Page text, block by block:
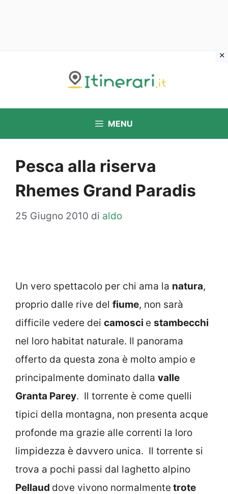
MENU
Pesca alla riserva
Rhemes Grand Paradis
25 Giugno 2010 di aldo
Un vero spettacolo per chi ama la natura,
proprio dalle rive del fiume, non sarà
difficile vedere dei camosci e stambecchi
nel loro habitat naturale. Il panorama
offerto da questa zona è molto ampio e
principalmente dominato dalla valle
Granta Parey. Il torrente è come quelli
tipici della montagna, non presenta acque
profonde ma grazie alle correnti la loro
limpidezza è davvero unica. Il torrente si
trova a pochi passi dal laghetto alpino
Pellaud dove vivono normalmente trote